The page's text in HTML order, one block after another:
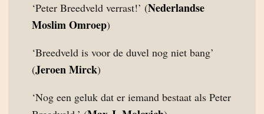
‘Peter Breedveld verrast!’ (Nederlandse
Moslim Omroep)
‘Breedveld is voor de duvel nog niet bang’
(Jeroen Mirck)
‘Nog een geluk dat er iemand bestaat als Peter